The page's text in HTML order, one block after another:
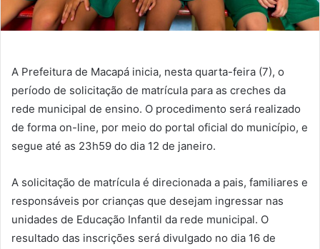
A Prefeitura de Macapá inicia, nesta quarta-feira (7), o
período de solicitação de matrícula para as creches da
rede municipal de ensino. O procedimento será realizado
de forma on-line, por meio do portal oficial do município, e
segue até as 23h59 do dia 12 de janeiro.
A solicitação de matrícula é direcionada a pais, familiares e
responsáveis por crianças que desejam ingressar nas
unidades de Educação Infantil da rede municipal. O
resultado das inscrições será divulgado no dia 16 de